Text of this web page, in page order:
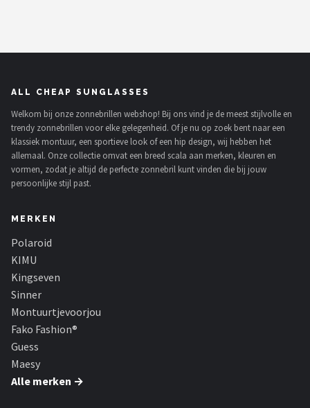
ALL CHEAP SUNGLASSES
Welkom bij onze zonnebrillen webshop! Bij ons vind je de meest stijlvolle en
trendy zonnebrillen voor elke gelegenheid. Of je nu op zoek bent naar een
klassiek montuur, een sportieve look of een hip design, wij hebben het
allemaal. Onze collectie omvat een breed scala aan merken, kleuren en
vormen, zodat je altijd de perfecte zonnebril kunt vinden die bij jouw
persoonlijke stijl past.
MERKEN
Polaroid
KIMU
Kingseven
Sinner
Montuurtjevoorjou
Fako Fashion®
Guess
Maesy
Alle merken →